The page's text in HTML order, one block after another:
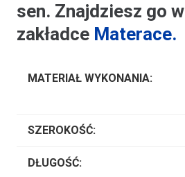
sen. Znajdziesz go w
zakładce Materace.
MATERIAŁ WYKONANIA:
SZEROKOŚĆ:
DŁUGOŚĆ: